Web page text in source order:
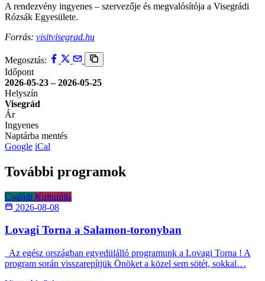
A rendezvény ingyenes – szervezője és megvalósítója a Visegrádi
Rózsák Egyesülete.
Forrás: visitvisegrad.hu
Megosztás:
Időpont
2026-05-23 – 2026-05-25
Helyszín
Visegrád
Ár
Ingyenes
Naptárba mentés
Google iCal
További programok
Családi Kulturális
2026-08-08
Lovagi Torna a Salamon-toronyban
Az egész országban egyedülálló programunk a Lovagi Torna ! A
program során visszarepítjük Önöket a közel sem sötét, sokkal…